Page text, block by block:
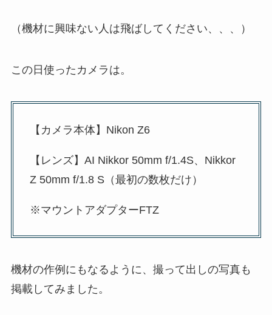
（機材に興味ない人は飛ばしてください、、、）
この日使ったカメラは。
【カメラ本体】Nikon Z6
【レンズ】AI Nikkor 50mm f/1.4S、Nikkor
Z 50mm f/1.8 S（最初の数枚だけ）
※マウントアダプターFTZ
機材の作例にもなるように、撮って出しの写真も
掲載してみました。